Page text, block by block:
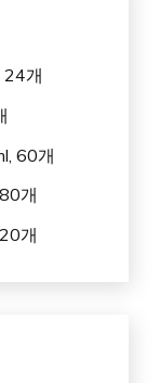
24개
60개
개
개